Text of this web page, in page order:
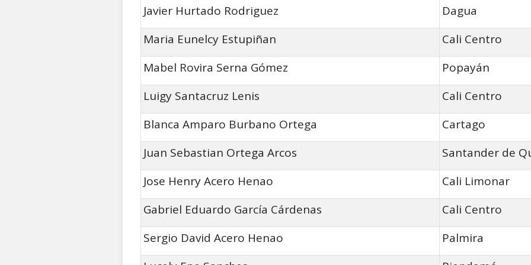
Javier Hurtado Rodriguez
Dagua
Maria Eunelcy Estupiñan
Cali Centro
Mabel Rovira Serna Gómez
Popayán
Luigy Santacruz Lenis
Cali Centro
Blanca Amparo Burbano Ortega
Cartago
Juan Sebastian Ortega Arcos
Santander de
Jose Henry Acero Henao
Cali Limonar
Gabriel Eduardo García Cárdenas
Cali Centro
Sergio David Acero Henao
Palmira